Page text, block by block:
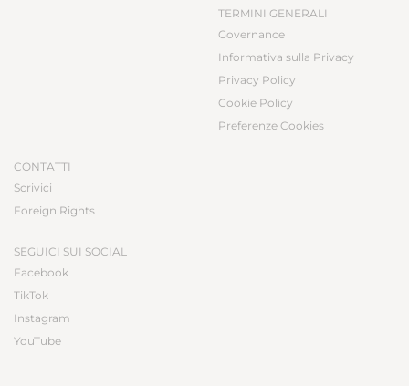
TERMINI GENERALI
Governance
Informativa sulla Privacy
Privacy Policy
Cookie Policy
Preferenze Cookies
CONTATTI
Scrivici
Foreign Rights
SEGUICI SUI SOCIAL
Facebook
TikTok
Instagram
YouTube